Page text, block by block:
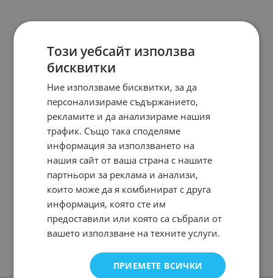
Този уебсайт използва
бисквитки
Ние използваме бисквитки, за да
персонализираме съдържанието,
рекламите и да анализираме нашия
трафик. Също така споделяме
информация за използването на
нашия сайт от ваша страна с нашите
партньори за реклама и анализи,
които може да я комбинират с друга
информация, която сте им
предоставили или която са събрали от
вашето използване на техните услуги.
ПРИЕМЕТЕ ВСИЧКИ